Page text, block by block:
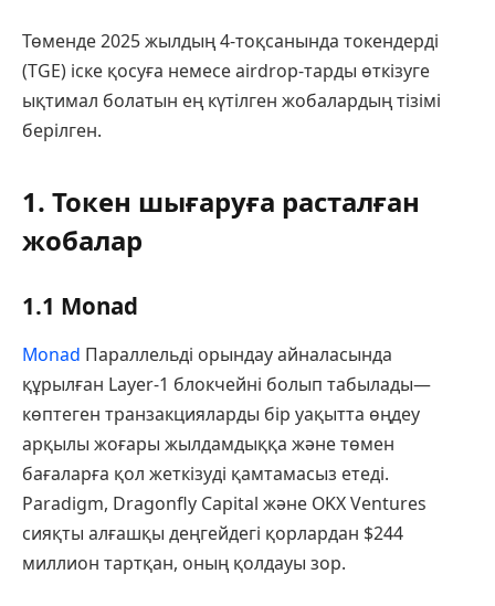
Төменде 2025 жылдың 4-тоқсанында токендерді
(TGE) іске қосуға немесе аirdrop-тарды өткізуге
ықтимал болатын ең күтілген жобалардың тізімі
берілген.
1. Токен шығаруға расталған
жобалар
1.1 Monad
Monad Параллельді орындау айналасында
құрылған Layer-1 блокчейні болып табылады—
көптеген транзакцияларды бір уақытта өңдеу
арқылы жоғары жылдамдыққа және төмен
бағаларға қол жеткізуді қамтамасыз етеді.
Paradigm, Dragonfly Capital және OKX Ventures
сияқты алғашқы деңгейдегі қорлардан $244
миллион тартқан, оның қолдауы зор.